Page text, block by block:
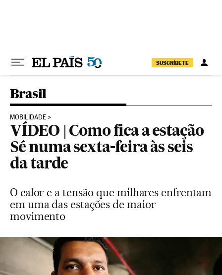
SUSCRÍBETE
Brasil
MOBILIDADE
VÍDEO | Como fica a estação
Sé numa sexta-feira às seis
da tarde
O calor e a tensão que milhares enfrentam
em uma das estações de maior
movimento